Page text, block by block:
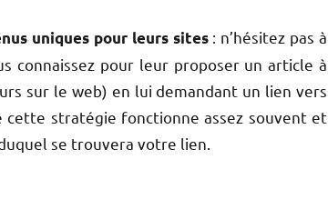
uniques pour leurs sites: n’hésitez pas à
connaissez pour leur proposer un article à
sur le web) en lui demandant un lien vers
cette stratégie fonctionne assez souvent et
se trouvera votre lien.